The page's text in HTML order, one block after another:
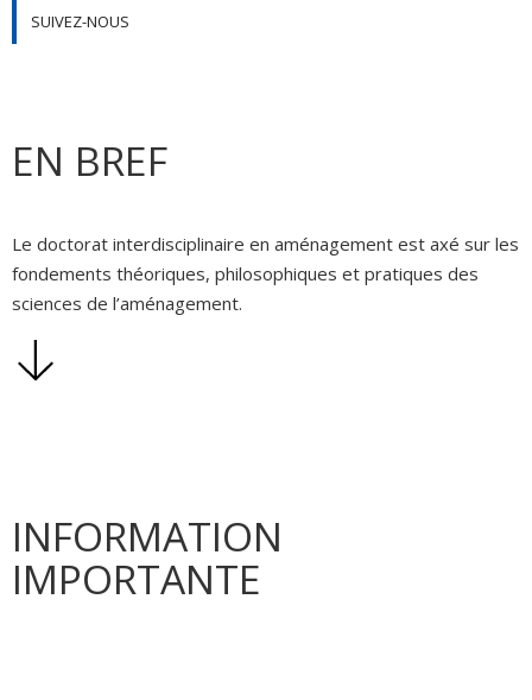
SUIVEZ-NOUS
EN BREF
Le doctorat interdisciplinaire en aménagement est axé sur les
fondements théoriques, philosophiques et pratiques des
sciences de l’aménagement.
INFORMATION
IMPORTANTE